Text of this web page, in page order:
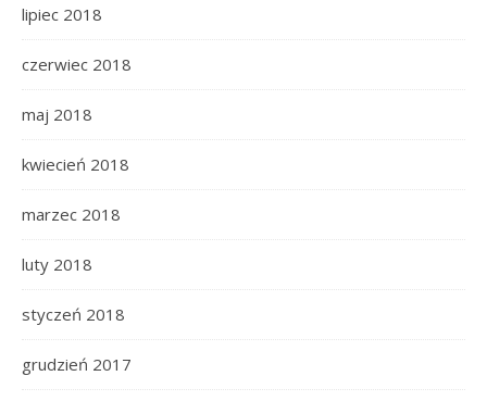
lipiec 2018
czerwiec 2018
maj 2018
kwiecień 2018
marzec 2018
luty 2018
styczeń 2018
grudzień 2017